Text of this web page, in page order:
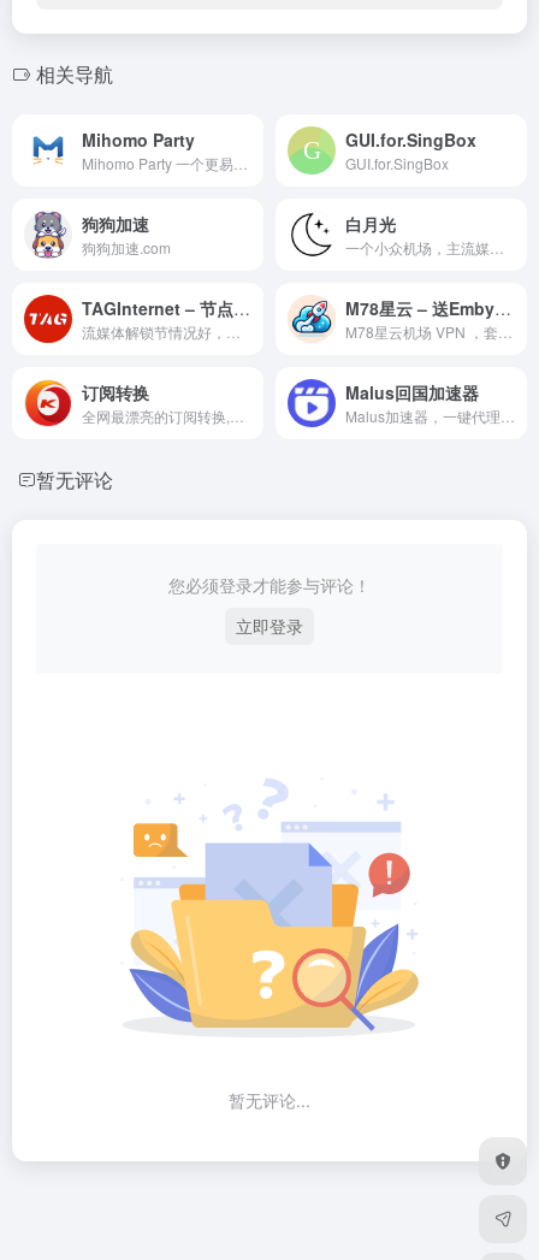
相关导航
Mihomo Party GUI.for.SingBox
GUI.for.SingBox
狗狗加速
狗狗加速.com
白月光
TAGInternet – 节点多速度快 M78星云 – 送Emby服务
订阅转换 Malus回国加速器
暂无评论
您必须登录才能参与评论！
立即登录
暂无评论...